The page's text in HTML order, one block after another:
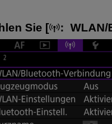
Sie [ :